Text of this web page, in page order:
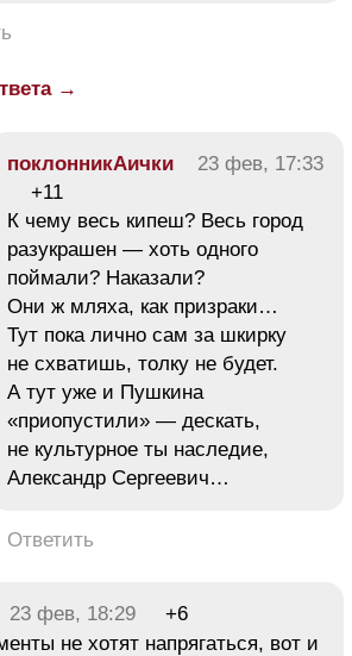
→
поклонникАички
23 фев, 17:33
+11
К чему весь кипеш? Весь город
разукрашен — хоть одного
поймали? Наказали?
Они ж мляха, как призраки…
Тут пока лично сам за шкирку
не схватишь, толку не будет.
А тут уже и Пушкина
«приопустили» — дескать,
не культурное ты наследие,
Александр Сергеевич…
Ответить
23 фев, 18:29
+6
не хотят напрягаться, вот и